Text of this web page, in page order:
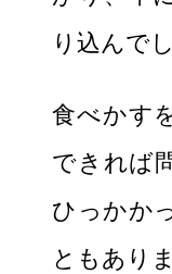
り込んで
食べかす
できれば
ひっかか
ともあり